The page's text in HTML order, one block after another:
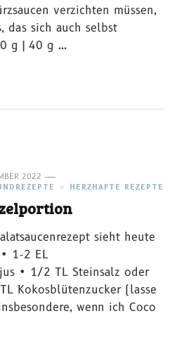
verzichten müssen,
das sich auch selbst
g | 40 g …
2022
HERZHAFTE REZEPTE
sieht heute
1-2 EL
• 1/2 TL Steinsalz oder
Kokosblütenzucker (lasse
wenn ich Coco